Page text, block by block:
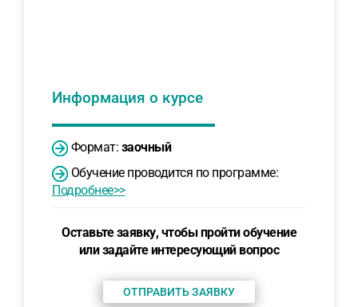
Информация о курсе
Формат: заочный
Обучение проводится по программе:
Подробнее>>
Оставьте заявку, чтобы пройти обучение
или задайте интересующий вопрос
ОТПРАВИТЬ ЗАЯВКУ